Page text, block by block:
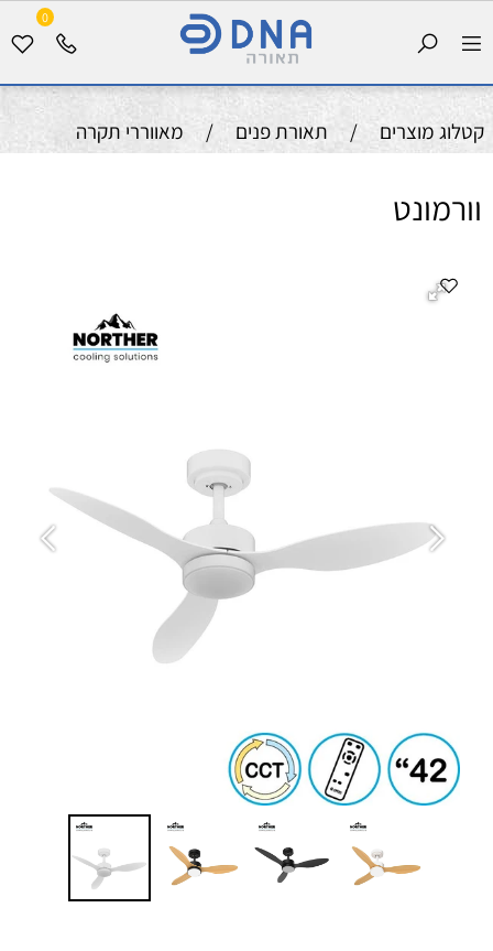
0
קטלוג מוצרים / תאורת פנים / מאווררי תקרה
וורמונט